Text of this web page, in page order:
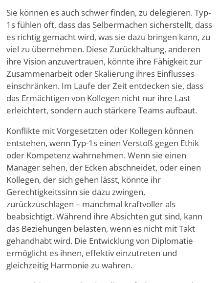
Sie können es auch schwer finden, zu delegieren. Typ-
1s fühlen oft, dass das Selbermachen sicherstellt, dass
es richtig gemacht wird, was sie dazu bringen kann, zu
viel zu übernehmen. Diese Zurückhaltung, anderen
ihre Vision anzuvertrauen, könnte ihre Fähigkeit zur
Zusammenarbeit oder Skalierung ihres Einflusses
einschränken. Im Laufe der Zeit entdecken sie, dass
das Ermächtigen von Kollegen nicht nur ihre Last
erleichtert, sondern auch stärkere Teams aufbaut.
Konflikte mit Vorgesetzten oder Kollegen können
entstehen, wenn Typ-1s einen Verstoß gegen Ethik
oder Kompetenz wahrnehmen. Wenn sie einen
Manager sehen, der Ecken abschneidet, oder einen
Kollegen, der sich gehen lässt, könnte ihr
Gerechtigkeitssinn sie dazu zwingen,
zurückzuschlagen – manchmal kraftvoller als
beabsichtigt. Während ihre Absichten gut sind, kann
das Beziehungen belasten, wenn es nicht mit Takt
gehandhabt wird. Die Entwicklung von Diplomatie
ermöglicht es ihnen, effektiv einzutreten und
gleichzeitig Harmonie zu wahren.